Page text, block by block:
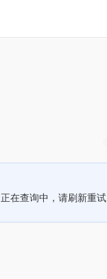
正在查询中，请刷新重试